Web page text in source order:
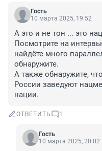
Гость
10 марта 2025, 19:52
А это и не тон ... это
Посмотрите на
найдёте много
обнаружите.
А также обнаружите,
России заведуют
нации.
ОТВЕТИТЬ 1
Гость
10 марта 2025, 20:02